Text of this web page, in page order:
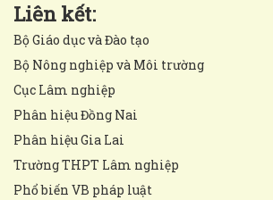
Liên kết:
Bộ Giáo dục và Đào tạo
Bộ Nông nghiệp và Môi trường
Cục Lâm nghiệp
Phân hiệu Đồng Nai
Phân hiệu Gia Lai
Trường THPT Lâm nghiệp
Phổ biến VB pháp luật